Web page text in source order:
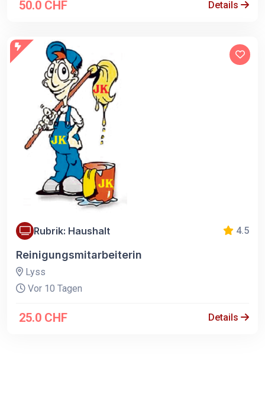
50.0 CHF Details
Rubrik: Haushalt 4.5
Reinigungsmitarbeiterin
Lyss
Vor 10 Tagen
25.0 CHF Details